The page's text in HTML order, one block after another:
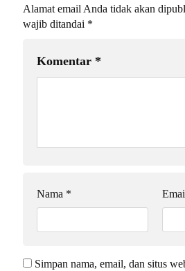
Alamat email Anda tidak akan
wajib ditandai *
Komentar *
Nama *
Simpan nama, email, dan situs